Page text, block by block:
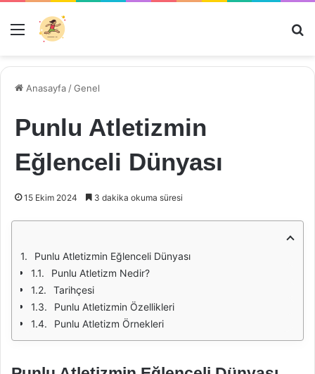
Menü
Anasayfa /Genel
Punlu Atletizmin
Eğlenceli Dünyası
15 Ekim 2024 3 dakika okuma süresi
Punlu Atletizmin Eğlenceli Dünyası
Punlu Atletizm Nedir?
Tarihçesi
Punlu Atletizmin Özellikleri
Punlu Atletizm Örnekleri